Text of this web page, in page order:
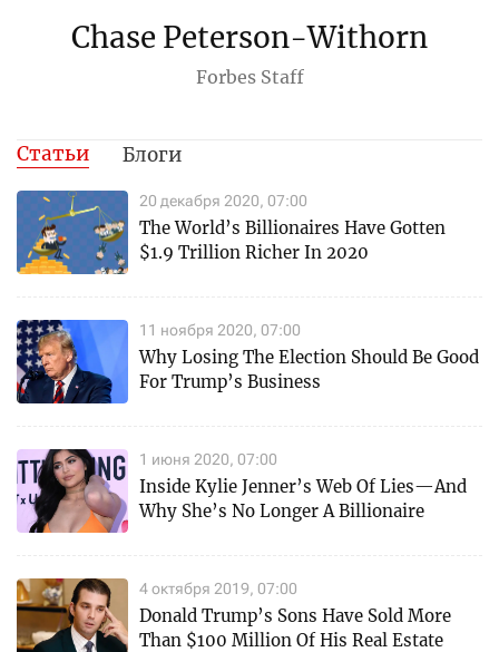
Chase Peterson-Withorn
Forbes Staff
Статьи Блоги
20 декабря 2020, 07:00
The World’s Billionaires Have Gotten
$1.9 Trillion Richer In 2020
11 ноября 2020, 07:00
Why Losing The Election Should Be Good
For Trump’s Business
1 июня 2020, 07:00
Inside Kylie Jenner’s Web Of Lies—And
Why She’s No Longer A Billionaire
4 октября 2019, 07:00
Donald Trump’s Sons Have Sold More
Than $100 Million Of His Real Estate